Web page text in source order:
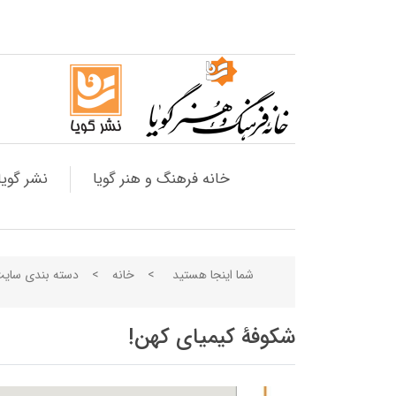
خانه فرهنگ و هنر گویا نشر
شما اینجا هستید > خانه > دسته بندی
شکوفۀ کیمیای کهن!